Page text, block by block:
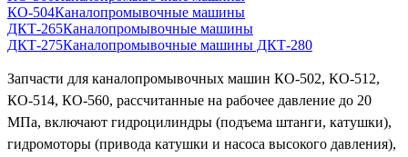
КО-504Каналопромывочные машины
ДКТ-265Каналопромывочные машины
ДКТ-275Каналопромывочные машины ДКТ-280
Запчасти для каналопромывочных машин КО-502, КО-512,
КО-514, КО-560, рассчитанные на рабочее давление до 20
МПа, включают гидроцилиндры (подъема штанги, катушки),
гидромоторы (привода катушки и насоса высокого давления),